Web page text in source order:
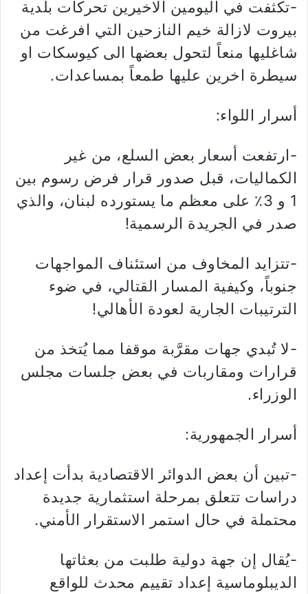
-تكثفت في اليومين الاخيرين تحركات بلدية
بيروت لازالة خيم النازحين التي افرغت من
شاغليها منعاً لتحول بعضها الى كيوسكات او
سيطرة اخرين عليها طمعاً بمساعدات.
أسرار اللواء:
-ارتفعت أسعار بعض السلع، من غير
الكماليات، قبل صدور قرار فرض رسوم بين
1 و 3٪ على معظم ما يستورده لبنان، والذي
صدر في الجريدة الرسمية!
-تتزايد المخاوف من استئناف المواجهات
جنوباً، وكيفية المسار القتالي، في ضوء
الترتيبات الجارية لعودة الأهالي!
-لا تُبدي جهات مقرَّبة موقفا مما يُتخذ من
قرارات ومقاربات في بعض جلسات مجلس
الوزراء.
أسرار الجمهورية:
-تبين أن بعض الدوائر الاقتصادية بدأت إعداد
دراسات تتعلق بمرحلة استثمارية جديدة
محتملة في حال استمر الاستقرار الأمني.
-يُقال إن جهة دولية طلبت من بعثاتها
الديبلوماسية إعداد تقييم محدث للواقع